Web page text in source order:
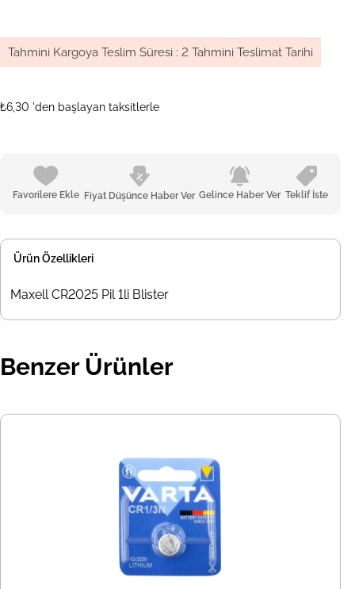
Tahmini Kargoya Teslim Süresi : 2 Tahmini Teslimat Tarihi
₺6,30 'den başlayan taksitlerle
Favorilere Ekle Fiyat Düşünce Haber Ver Gelince Haber Ver Teklif İste
Ürün Özellikleri
Maxell CR2025 Pil 1li Blister
Benzer Ürünler